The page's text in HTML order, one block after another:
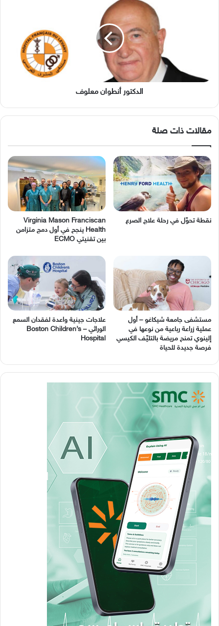
الدكتور أنطوان معلوف
مقالات ذات صلة
نقطة تحوّل في رحلة علاج الصرع
Virginia Mason Franciscan
Health ينجح في أول دمج متزامن
بين تقنيتي ECMO
مستشفى جامعة شيكاغو – أول
عملية زراعة رباعية من نوعها في
إلينوي تمنح مريضة بالتليّف الكيسي
فرصة جديدة للحياة
‬الوراثي – Boston Children’s
Hospital